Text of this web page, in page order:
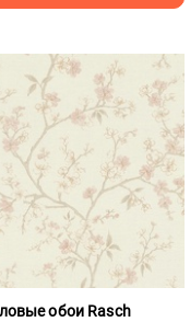
обои Rasch